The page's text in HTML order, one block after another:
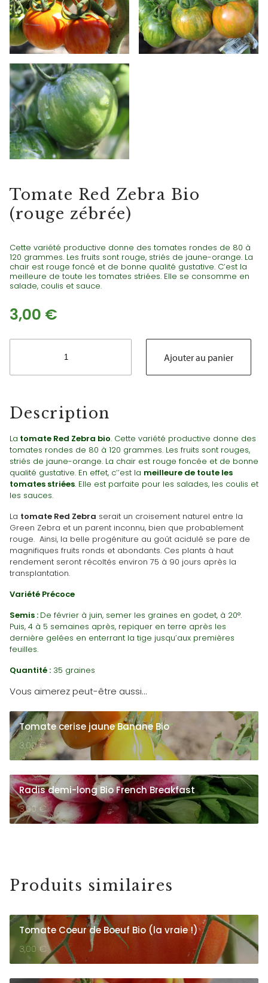
Tomate Red Zebra Bio
(rouge zébrée)
Cette variété productive donne des tomates rondes de 80 à
120 grammes. Les fruits sont rouge, striés de jaune-orange. La
chair est rouge foncé et de bonne qualité gustative. C’est la
meilleure de toute les tomates striées. Elle se consomme en
salade, coulis et sauce.
3,00 €
quantité
Red
(rouge
Ajouter au panier
Description
La tomate Red Zebra bio. Cette variété productive donne des
tomates rondes de 80 à 120 grammes. Les fruits sont rouges,
striés de jaune-orange. La chair est rouge foncée et de bonne
qualité gustative. En effet, c’’est la meilleure de toute les
tomates striées. Elle est parfaite pour les salades, les coulis et
les sauces.
La tomate Red Zebra serait un croisement naturel entre la
Green Zebra et un parent inconnu, bien que probablement
rouge. Ainsi, la belle progéniture au goût acidulé se pare de
magnifiques fruits ronds et abondants. Ces plants à haut
rendement seront récoltés environ 75 à 90 jours après la
transplantation.
Variété Précoce
Semis : De février à juin, semer les graines en godet, à 20°.
Puis, 4 à 5 semaines après, repiquer en terre après les
dernière gelées en enterrant la tige jusqu’aux premières
feuilles.
Quantité : 35 graines
Vous aimerez peut-être aussi…
Tomate cerise jaune Banane Bio
3,00€
Radis demi-long Bio French Breakfast
3,00€
Produits similaires
Tomate Coeur de Boeuf Bio (la vraie !)
3,00€